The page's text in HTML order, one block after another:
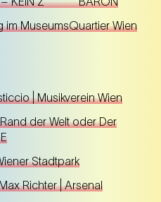
MuseumsQuartier Wien
| Musikverein Wien
der Welt oder Der
Stadtpark
Richter | Arsenal